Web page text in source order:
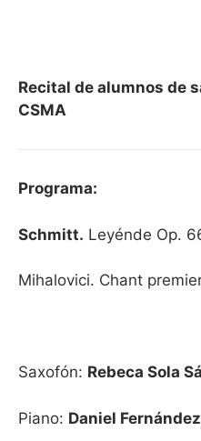
Recital de alumnos de
CSMA
Programa:
Schmitt. Leyénde Op.
Mihalovici. Chant
Saxofón: Rebeca Sola
Piano: Daniel